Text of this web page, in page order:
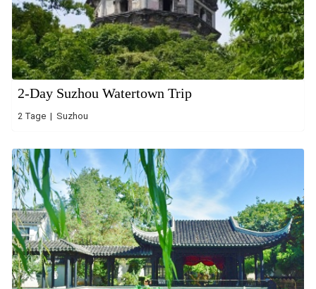
2-Day Suzhou Watertown Trip
2 Tage | Suzhou